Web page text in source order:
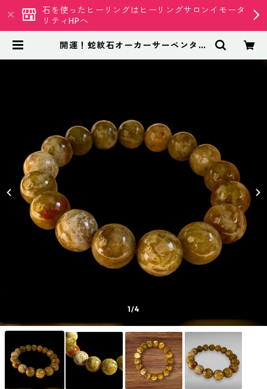
石を使ったヒーリングはヒーリングサロンイモータ
リティHPへ
開運！蛇紋石オーカーサーペンタイ
1/4